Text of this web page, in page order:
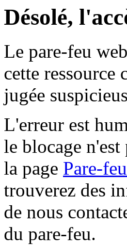
Désolé,
Le pare-feu
cette ressource
jugée
L'erreur est
le blocage
la page Pare-
trouverez des
de nous
du pare-feu.